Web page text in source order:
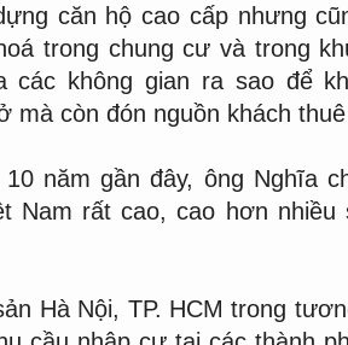
căn hộ cao cấp nhưng
trong chung cư và trong
các không gian ra sao để
mà còn đón nguồn khách
năm gần đây, ông Nghĩa
Nam rất cao, cao hơn
Hà Nội, TP. HCM trong